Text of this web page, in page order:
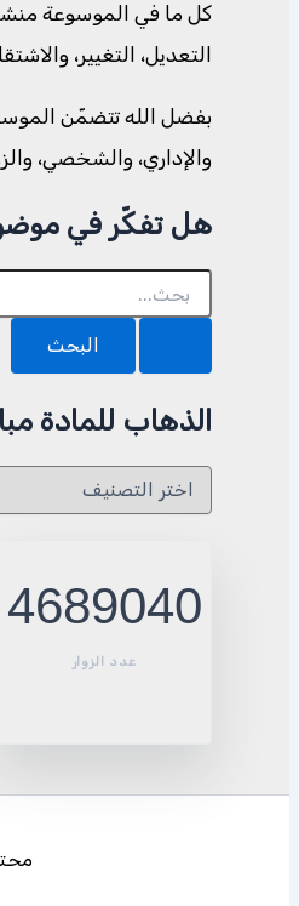
كل ما في الموسوعة
التعديل، التغيير،
والإداري، والشخصي،
هل تفكّر في
البحث
عن:
الذهاب للمادة
الذهاب
للمادة
4689040
عدد الزوار